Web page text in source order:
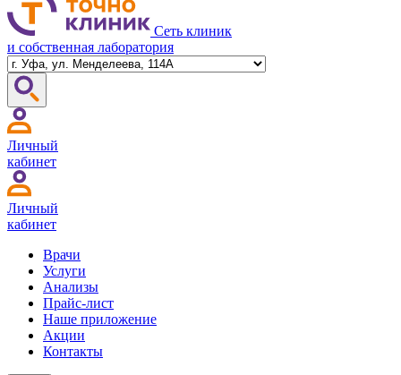
Сеть клиник
и собственная лаборатория
Личный
кабинет
Личный
кабинет
Врачи
Услуги
Анализы
Прайс-лист
Наше приложение
Акции
Контакты